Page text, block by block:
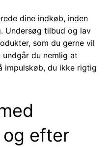
dine indkøb, inden
Undersøg tilbud og lav
som du gerne vil
du nemlig at
impulskøb, du ikke rigtig
efter